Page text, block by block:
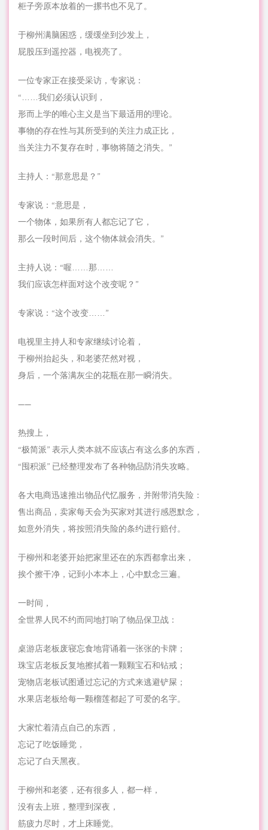
柜子旁原本放着的一摞书也不见了。
于柳州满脑困惑，缓缓坐到沙发上，
屁股压到遥控器，电视亮了。
一位专家正在接受采访，专家说：
“……我们必须认识到，
形而上学的唯心主义是当下最适用的理论。
事物的存在性与其所受到的关注力成正比，
当关注力不复存在时，事物将随之消失。”
主持人：“那意思是？”
专家说：“意思是，
一个物体，如果所有人都忘记了它，
那么一段时间后，这个物体就会消失。”
主持人说：“喔……那……
我们应该怎样面对这个改变呢？”
专家说：“这个改变……”
电视里主持人和专家继续讨论着，
于柳州抬起头，和老婆茫然对视，
身后，一个落满灰尘的花瓶在那一瞬消失。
——
热搜上，
“极简派” 表示人类本就不应该占有这么多的东西，
“囤积派” 已经整理发布了各种物品防消失攻略。
各大电商迅速推出物品代忆服务，并附带消失险：
售出商品，卖家每天会为买家对其进行感恩默念，
如意外消失，将按照消失险的条约进行赔付。
于柳州和老婆开始把家里还在的东西都拿出来，
挨个擦干净，记到小本本上，心中默念三遍。
一时间，
全世界人民不约而同地打响了物品保卫战：
桌游店老板废寝忘食地背诵着一张张的卡牌；
珠宝店老板反复地擦拭着一颗颗宝石和钻戒；
宠物店老板试图通过忘记的方式来逃避铲屎；
水果店老板给每一颗榴莲都起了可爱的名字。
大家忙着清点自己的东西，
忘记了吃饭睡觉，
忘记了白天黑夜。
于柳州和老婆，还有很多人，都一样，
没有去上班，整理到深夜，
筋疲力尽时，才上床睡觉。